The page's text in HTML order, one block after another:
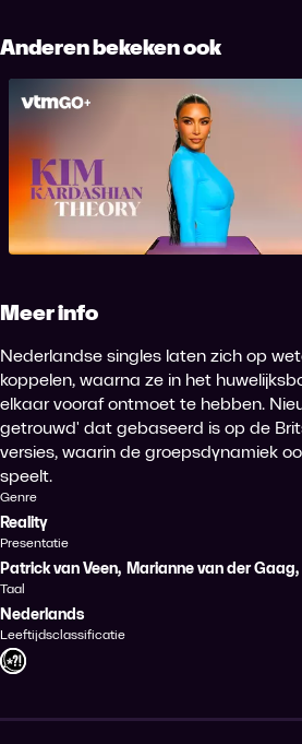
Anderen bekeken ook
Het fenomeen Kim Kardashian
Meer info
Nederlandse singles laten zich op
koppelen, waarna ze in het
elkaar vooraf ontmoet te hebben.
getrouwd' dat gebaseerd is op de
versies, waarin de groepsdynamiek
speelt.
Genre
Reality
Presentatie
Patrick van Veen, Marianne van der Gaag,
Taal
Nederlands
Leeftijdsclassificatie